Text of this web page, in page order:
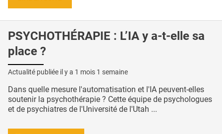
PSYCHOTHÉRAPIE : L’IA y a-t-elle sa
place ?
Actualité publiée il y a 1 mois 1 semaine
Dans quelle mesure l'automatisation et l'IA peuvent-elles
soutenir la psychothérapie ? Cette équipe de psychologues
et de psychiatres de l'Université de l'Utah ...